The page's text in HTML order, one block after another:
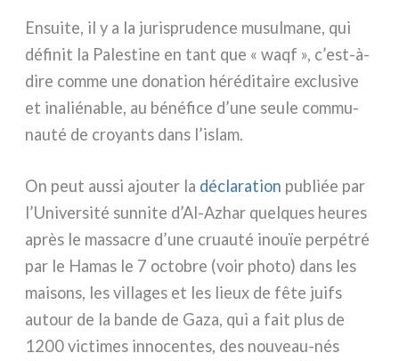
Ensuite, il y a la juri­spru­den­ce musul­ma­ne, qui
défi­nit la Palestine en tant que « waqf », c’est-à-
dire com­me une dona­tion héré­di­tai­re exclu­si­ve
et ina­lié­na­ble, au béné­fi­ce d’une seu­le com­mu­
nau­té de croyan­ts dans l’islam.
On peut aus­si ajou­ter la décla­ra­tion publiée par
l’Université sun­ni­te d’Al-Azhar quel­ques heu­res
après le mas­sa­cre d’une cruau­té inouïe per­pé­tré
par le Hamas le 7 octo­bre (voir pho­to) dans les
mai­sons, les vil­la­ges et les lieux de fête juifs
autour de la ban­de de Gaza, qui a fait plus de
1200 vic­ti­mes inno­cen­tes, des nouveau-nés